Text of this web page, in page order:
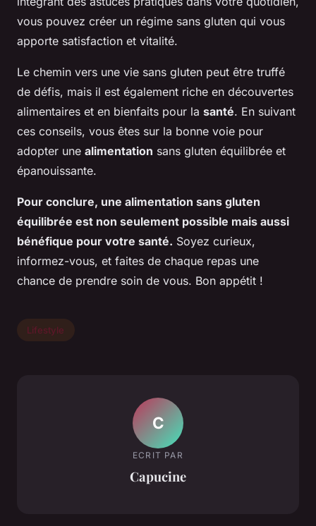
vous pouvez créer un régime sans gluten qui vous
apporte satisfaction et vitalité.
Le chemin vers une vie sans gluten peut être truffé
de défis, mais il est également riche en découvertes
alimentaires et en bienfaits pour la santé. En suivant
ces conseils, vous êtes sur la bonne voie pour
adopter une alimentation sans gluten équilibrée et
épanouissante.
Pour conclure, une alimentation sans gluten
équilibrée est non seulement possible mais aussi
bénéfique pour votre santé. Soyez curieux,
informez-vous, et faites de chaque repas une
chance de prendre soin de vous. Bon appétit !
Lifestyle
C
ECRIT PAR
Capucine